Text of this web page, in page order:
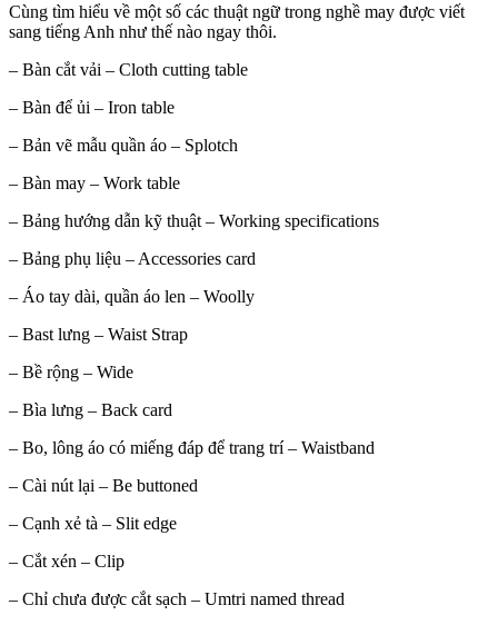
Cùng tìm hiểu về một số các thuật ngữ trong nghề may được viết
sang tiếng Anh như thế nào ngay thôi.
– Bàn cắt vải – Cloth cutting table
– Bàn để ủi – Iron table
– Bản vẽ mẫu quần áo – Splotch
– Bàn may – Work table
– Bảng hướng dẫn kỹ thuật – Working specifications
– Bảng phụ liệu – Accessories card
– Áo tay dài, quần áo len – Woolly
– Bast lưng – Waist Strap
– Bề rộng – Wide
– Bìa lưng – Back card
– Bo, lông áo có miếng đáp để trang trí – Waistband
– Cài nút lại – Be buttoned
– Cạnh xẻ tà – Slit edge
– Cắt xén – Clip
– Chỉ chưa được cắt sạch – Umtri named thread